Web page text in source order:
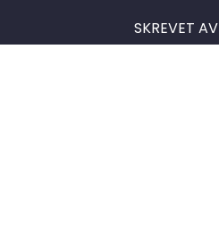
SKREVET AV